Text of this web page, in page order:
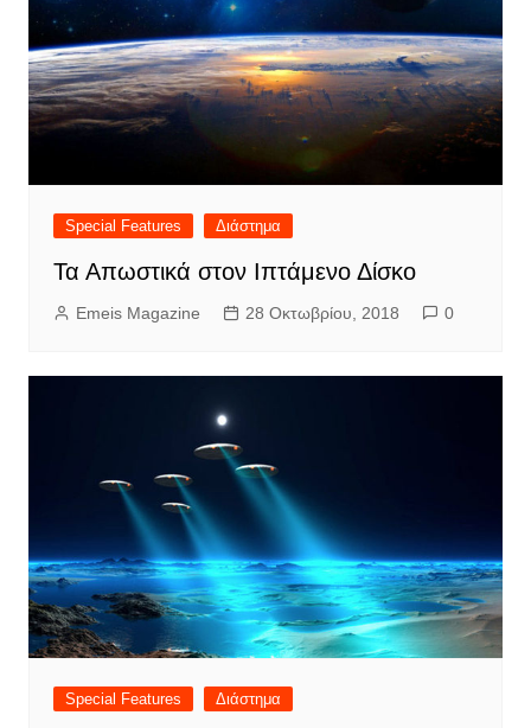
Special Features Διάστημα
Τα Απωστικά στον Ιπτάμενο Δίσκο
Emeis Magazine 28 Οκτωβρίου, 2018 0
Special Features Διάστημα